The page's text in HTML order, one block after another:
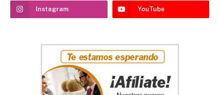
Instagram YouTube